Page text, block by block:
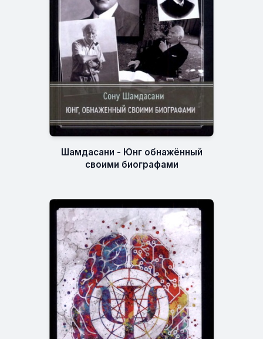
Шамдасани - Юнг обнажённый
своими биографами